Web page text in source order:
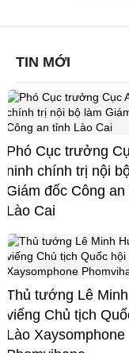
TIN MỚI
Phó Cục trưởng
ninh chính trị nội
Giám đốc Công an
Lào Cai
Thủ tướng Lê
viếng Chủ tịch
Lào Xaysomphone